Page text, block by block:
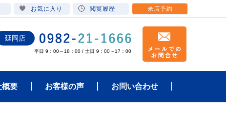
延岡店
平日 9：00～18：00 / 土日 9：00～17：00
概要 お客様の声 お問い合わせ
お気に入り 閲覧履歴 来店予約